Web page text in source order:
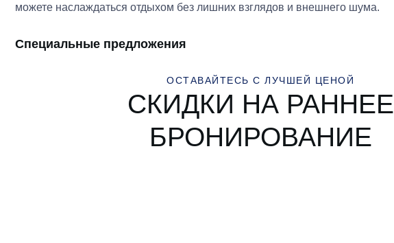
можете наслаждаться отдыхом без лишних взглядов и внешнего шума.
Специальные предложения
ОСТАВАЙТЕСЬ С ЛУЧШЕЙ ЦЕНОЙ
СКИДКИ НА РАННЕЕ
БРОНИРОВАНИЕ